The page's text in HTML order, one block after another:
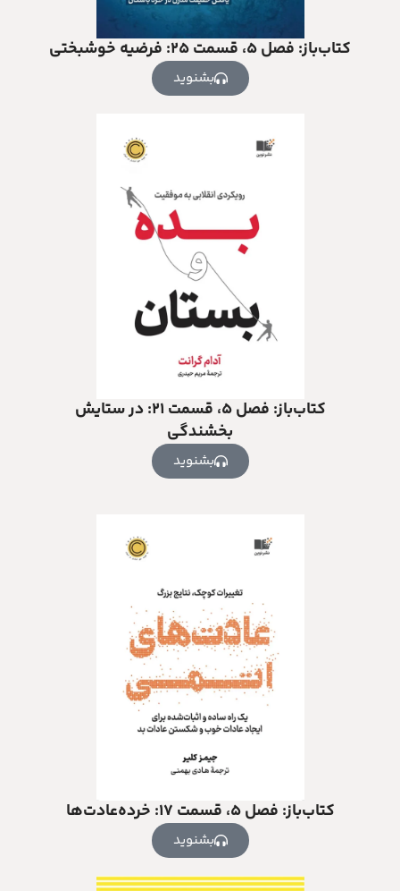
کتاب‌باز: فصل‌ ۵، قسمت ۲۵: فرضیه خوشبختی
بشنوید
کتاب‌باز: فصل‌ ۵، قسمت ۲۱: در ستایش
بخشندگی
بشنوید
کتاب‌باز: فصل ۵، قسمت ۱۷: خرده‌عادت‌ها
بشنوید